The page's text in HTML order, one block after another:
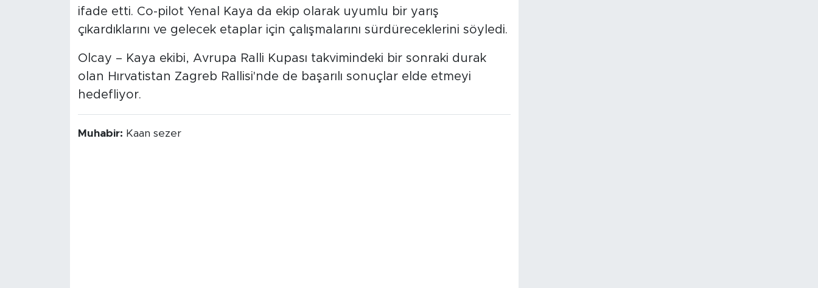
ifade etti. Co-pilot Yenal Kaya da ekip olarak uyumlu bir yarış
çıkardıklarını ve gelecek etaplar için çalışmalarını sürdüreceklerini söyledi.
Olcay – Kaya ekibi, Avrupa Ralli Kupası takvimindeki bir sonraki durak
olan Hırvatistan Zagreb Rallisi'nde de başarılı sonuçlar elde etmeyi
hedefliyor.
Muhabir: Kaan sezer